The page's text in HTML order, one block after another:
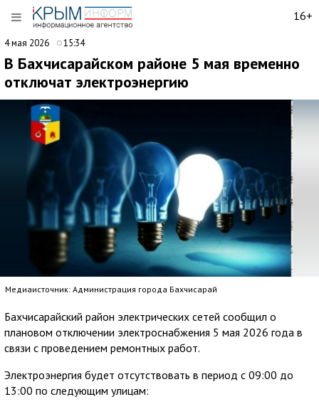
16+
4 мая 2026 15:34
В Бахчисарайском районе 5 мая временно
отключат электроэнергию
Медиаисточник: Администрация города Бахчисарай
Бахчисарайский район электрических сетей сообщил о
плановом отключении электроснабжения 5 мая 2026 года в
связи с проведением ремонтных работ.
Электроэнергия будет отсутствовать в период с 09:00 до
13:00 по следующим улицам: